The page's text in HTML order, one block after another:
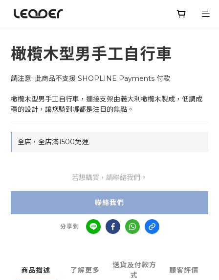
橄欖木型男手工自行車
請注意: 此商品不支援 SHOPLINE Payments 付款
橄欖木型男手工自行車，連接支架由義大利橄欖木製成，低調成
穩的設計，讓您騎到哪都是注目的焦點。
全店，全店滿1500免運
若想購買，請聯絡我們。
聯絡我們
分享到
商品描述 了解更多
送貨及付款方
式
顧客評價